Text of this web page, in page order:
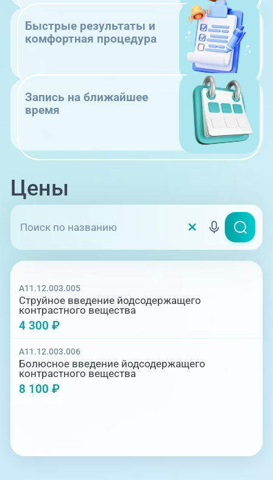
Быстрые результаты и
комфортная процедура
Запись на ближайшее
время
Цены
A11.12.003.005
Струйное введение йодсодержащего
контрастного вещества
4 300 ₽
A11.12.003.006
Болюсное введение йодсодержащего
контрастного вещества
8 100 ₽